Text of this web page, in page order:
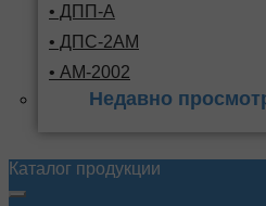
• ДПП-А
• ДПС-2АМ
• АМ-2002
Недавно
Каталог продукции